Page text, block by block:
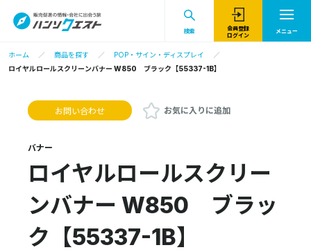
検索
会員登録
ログイン
メニュー
ホーム 商品を探す
POP・サイン・ディスプレイ
ロイヤルロールスクリーンバナー W850 ブラック【55337-1B】
お問い合わせ お気に入りに追加
バナー
ロイヤルロールスクリー
ンバナー W850 ブラッ
ク【55337-1B】